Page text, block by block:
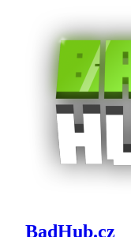
BadHub.cz